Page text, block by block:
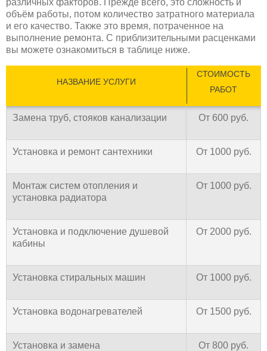
объём работы, потом количество затратного материала
и его качество. Также это время, потраченное на
выполнение ремонта. С приблизительными расценками
вы можете ознакомиться в таблице ниже.
НАЗВАНИЕ УСЛУГИ
СТОИМОСТЬ
РАБОТ
Замена труб, стояков канализации От 600 руб.
Установка и ремонт сантехники От 1000 руб.
Монтаж систем отопления и
установка радиатора
От 1000 руб.
Установка и подключение душевой
кабины
От 2000 руб.
Установка стиральных машин От 1000 руб.
Установка водонагревателей От 1500 руб.
Установка и замена
От 800 руб.